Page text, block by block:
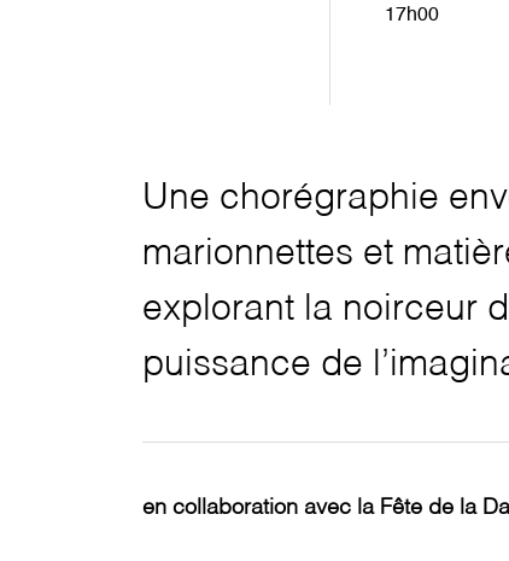
17h00
Une chorégraphie
marionnettes et
explorant la noirceur
puissance de
en collaboration avec la Fête de la